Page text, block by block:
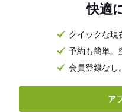
快適
クイックな現
予約も簡単。
会員登録なし
ア